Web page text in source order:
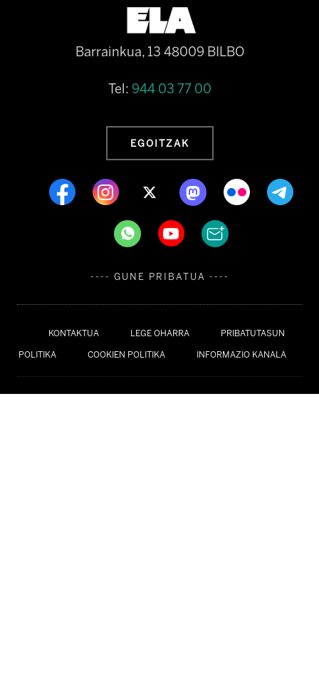
KONTAKTUA LEGE OHARRA PRIBATUTASUN
POLITIKA COOKIEN POLITIKA INFORMAZIO KANALA
Barrainkua, 13 48009 BILBO
Tel: 944 03 77 00
EGOITZAK
---- GUNE PRIBATUA ----